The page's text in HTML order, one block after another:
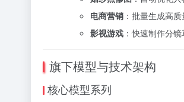
电商营销 ：批量生成高
影视游戏 ：快速制作分
旗下模型与技术架构
核心模型系列